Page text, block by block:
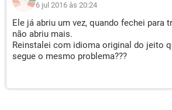
6 jul 2016 às 20:24
Ele já abriu um vez, quando fechei para
não abriu mais.
Reinstalei com idioma original do jeito
segue o mesmo problema???